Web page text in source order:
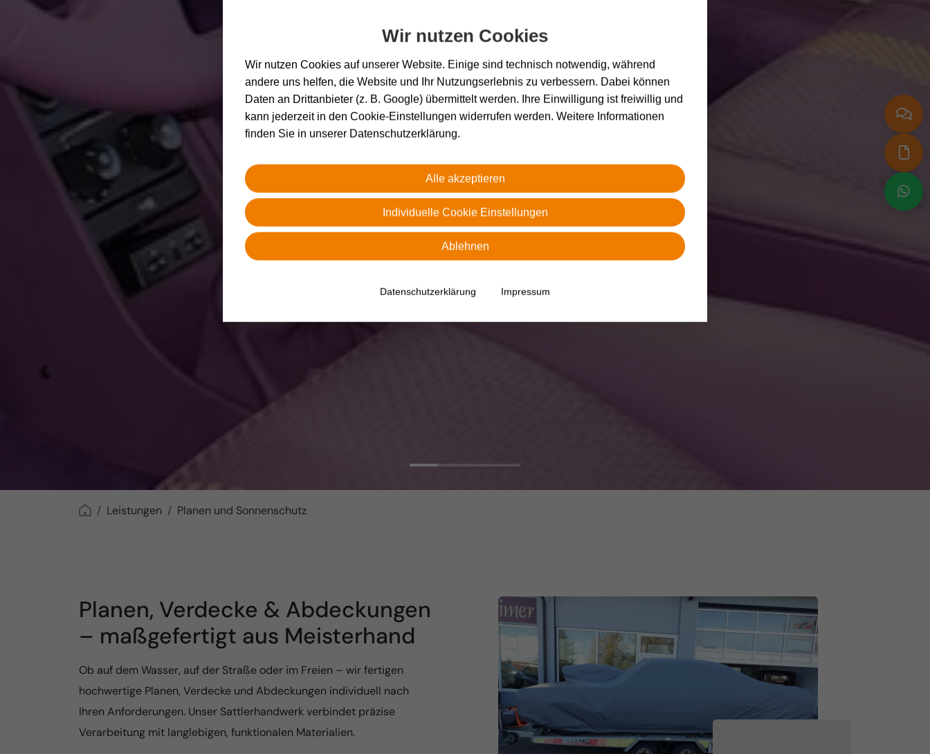
Wir nutzen Cookies
Wir nutzen Cookies auf unserer Website. Einige sind technisch notwendig, während
andere uns helfen, die Website und Ihr Nutzungserlebnis zu verbessern. Dabei können
Daten an Drittanbieter (z. B. Google) übermittelt werden. Ihre Einwilligung ist freiwillig und
kann jederzeit in den Cookie-Einstellungen widerrufen werden. Weitere Informationen
finden Sie in unserer Datenschutzerklärung.
Alle akzeptieren
Individuelle Cookie Einstellungen
Ablehnen
Datenschutzerklärung Impressum
Leistungen Planen und Sonnenschutz
Planen, Verdecke & Abdeckungen
– maßgefertigt aus Meisterhand
Ob auf dem Wasser, auf der Straße oder im Freien – wir fertigen
hochwertige Planen, Verdecke und Abdeckungen individuell nach
Ihren Anforderungen. Unser Sattlerhandwerk verbindet präzise
Verarbeitung mit langlebigen, funktionalen Materialien.